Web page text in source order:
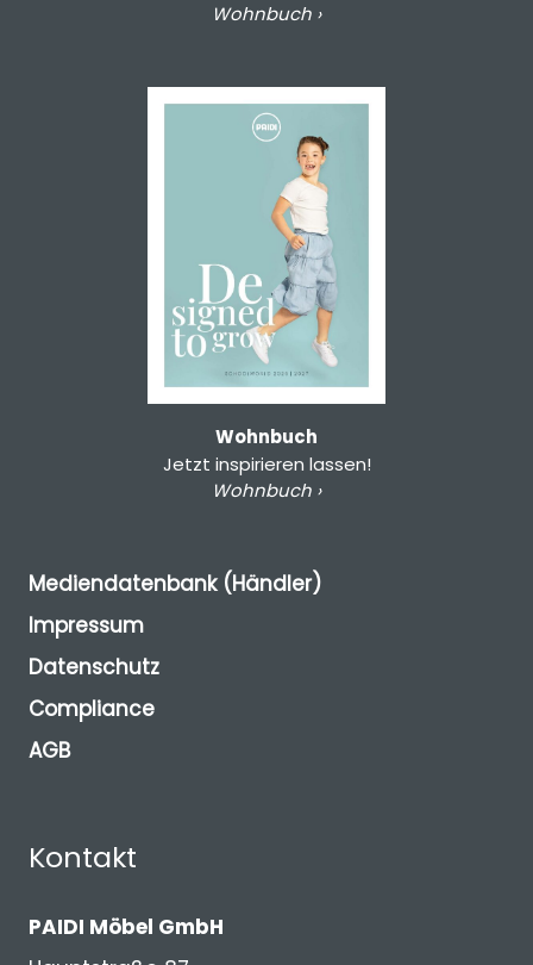
Wohnbuch ›
Wohnbuch
Jetzt inspirieren lassen!
Wohnbuch ›
Mediendatenbank (Händler)
Impressum
Datenschutz
Compliance
AGB
Kontakt
PAIDI Möbel GmbH